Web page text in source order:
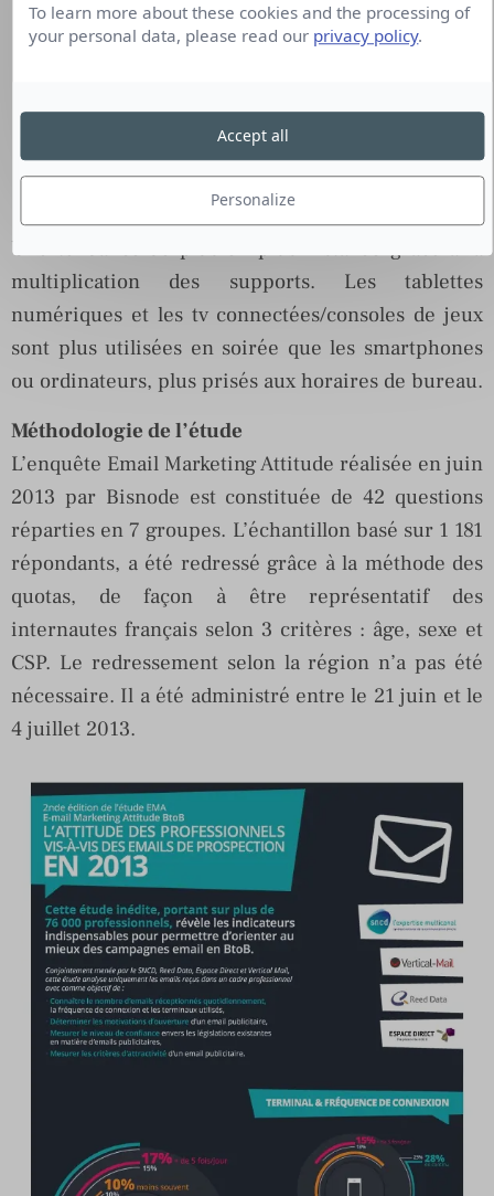
Une tendance de plus en plus installée grâce à la
multiplication des supports. Les tablettes
numériques et les tv connectées/consoles de jeux
sont plus utilisées en soirée que les smartphones
ou ordinateurs, plus prisés aux horaires de bureau.
Méthodologie de l’étude
L’enquête Email Marketing Attitude réalisée en juin
2013 par Bisnode est constituée de 42 questions
réparties en 7 groupes. L’échantillon basé sur 1 181
répondants, a été redressé grâce à la méthode des
quotas, de façon à être représentatif des
internautes français selon 3 critères : âge, sexe et
CSP. Le redressement selon la région n’a pas été
nécessaire. Il a été administré entre le 21 juin et le
4 juillet 2013.
To learn more about these cookies and the processing of
your personal data, please read our privacy policy.
Personalize
Accept all